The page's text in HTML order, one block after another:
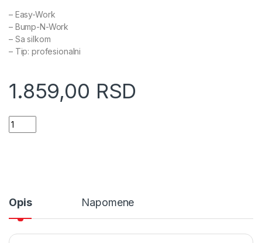
– Easy-Work
– Bump-N-Work
– Sa silkom
– Tip: profesionalni
1.859,00 RSD
Glava za motorni trimer 109mm bc185 (051524) quantity
Opis Napomene